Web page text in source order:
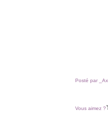
Posté par
Vous aimez ?